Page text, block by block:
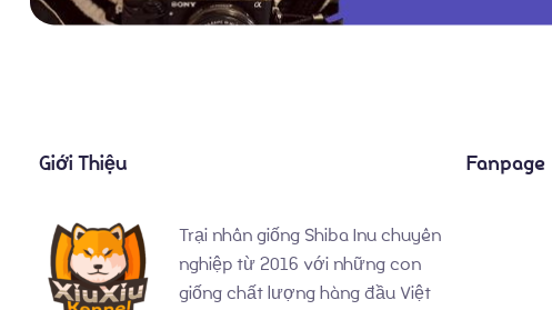
Giới Thiệu
Trại nhân giống Shiba Inu chuyên
nghiệp từ 2016 với những con
giống chất lượng hàng đầu Việt
Fanpage